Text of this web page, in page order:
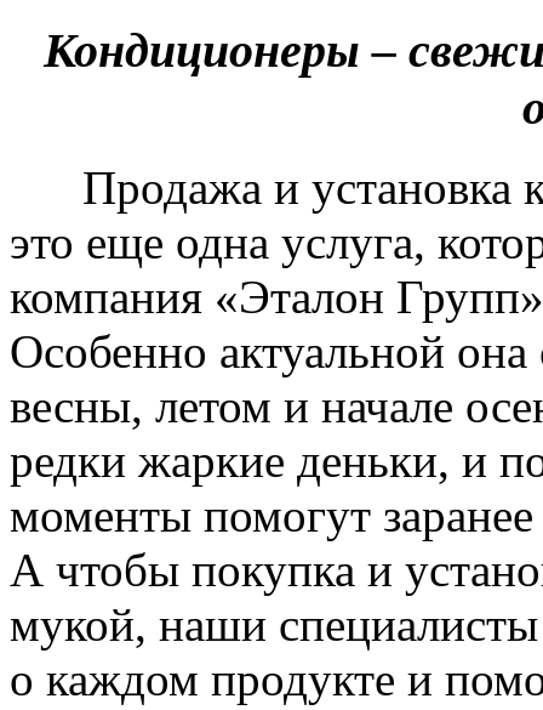
Кондиционеры –
Продажа и установка
это еще одна услуга,
компания «Эталон
Особенно актуальной она
весны, летом и начале
редки жаркие деньки, и
моменты помогут
А чтобы покупка и
мукой, наши специалисты
о каждом продукте и